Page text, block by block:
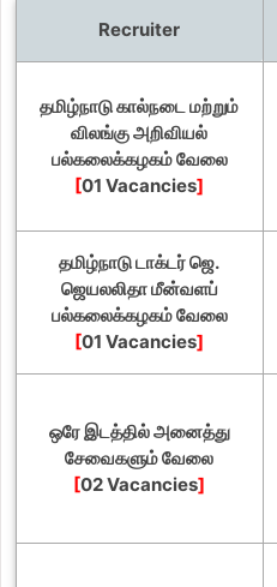
Recruiter
தமிழ்நாடு கால்நடை மற்றும்
விலங்கு அறிவியல்
பல்கலைக்கழகம் வேலை
[01 Vacancies]
தமிழ்நாடு டாக்டர் ஜெ.
ஜெயலலிதா மீன்வளப்
பல்கலைக்கழகம் வேலை
[01 Vacancies]
ஒரே இடத்தில் அனைத்து
சேவைகளும் வேலை
[02 Vacancies]